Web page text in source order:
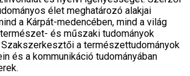
élet meghatározó alakjai
a Kárpát-medencében, mind a világ
és műszaki tudományok
a természettudományok
és a kommunikáció tudományában